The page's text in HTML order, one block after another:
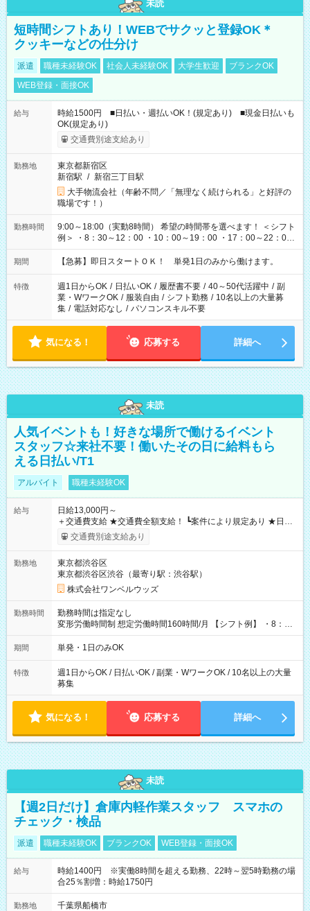
未読
短時間シフトあり！WEBでサクッと登録OK＊
クッキーなどの仕分け
派遣 職種未経験OK 社会人未経験OK 大学生歓迎
ブランクOK
WEB登録・面接OK
給与
時給1500円 ■日払い・週払いOK！(規定あり) ■現金日払いも
OK(規定あり)
交通費別途支給あり
勤務地
東京都新宿区
新宿駅 / 新宿三丁目駅
大手物流会社（年齢不問／「無理なく続けられる」と好評の
職場です！）
勤務時間
9:00～18:00（実動8時間） 希望の時間帯を選べます！ ＜シフト
例＞ ・8：30～12：00 ・10：00～19：00 ・17：00～22：00
・13：00～22：00 ・22：00～翌6：00 など
期間 【急募】即日スタートＯＫ！ 単発1日のみから働けます。
特徴 週1日からOK / 日払いOK / 履歴書不要 / 40～50代活躍中 / 副
業・WワークOK / 服装自由 / シフト勤務 / 10名以上の大量募
集 / 電話対応なし / パソコンスキル不要
気になる！ 応募する 詳細へ
未読
人気イベントも！好きな場所で働けるイベント
スタッフ☆来社不要！働いたその日に給料もら
える日払い/T1
アルバイト 職種未経験OK
給与
日給13,000円～
＋交通費支給 ★交通費全額支給！ ┗案件により規定あり ★日払
いOK！（規定あり） ┗働いたその日に現金GET♪ お仕事後はコ
ンビニATMから 日払い分を引き落とせます！ 【試用期間】試
交通費別途支給あり
勤務地
東京都渋谷区
東京都渋谷区渋谷（最寄り駅：渋谷駅）
株式会社ワンベルウッズ
勤務時間
勤務時間は指定なし
変形労働時間制 想定労働時間160時間/月 【シフト例】 ・8：00
～21：00
期間 単発・1日のみOK
特徴
週1日からOK / 日払いOK / 副業・WワークOK / 10名以上の大量
募集
気になる！ 応募する 詳細へ
未読
【週2日だけ】倉庫内軽作業スタッフ スマホの
チェック・検品
派遣 職種未経験OK ブランクOK WEB登録・面接OK
給与
時給1400円 ※実働8時間を超える勤務、22時～翌5時勤務の場
合25％割増：時給1750円
勤務地
千葉県船橋市